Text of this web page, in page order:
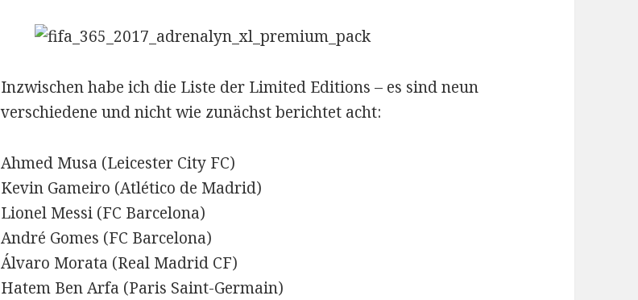
Inzwischen habe ich die Liste der Limited Editions – es sind neun
verschiedene und nicht wie zunächst berichtet acht:
Ahmed Musa (Leicester City FC)
Kevin Gameiro (Atlético de Madrid)
Lionel Messi (FC Barcelona)
André Gomes (FC Barcelona)
Álvaro Morata (Real Madrid CF)
Hatem Ben Arfa (Paris Saint-Germain)